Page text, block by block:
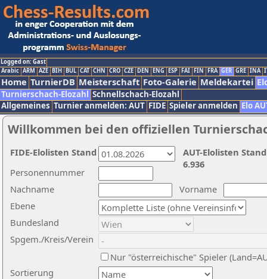
Logged on: Gast
Arabic ARM AZE BIH BUL CAT CHN CRO CZE DEN ENG ESP FAI FIN FRA GER GRE INA
Home TurnierDB Meisterschaft Foto-Galerie Meldekartei
Turnierschach-Elozahl Schnellschach-Elozahl
Allgemeines Turnier anmelden: AUT FIDE Spieler anmelden Elo
Willkommen bei den offiziellen
Nachname
Vorname
Ebene
Sortierung
Personennummer
Bundesland
Spgem./Kreis/Verein
Nur "österreichische" Spieler
AUT-Elolisten
6.936
FIDE-Elolisten Stand